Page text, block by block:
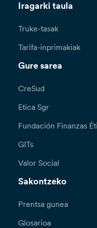
Iragarki taula
Truke-tasak
Tarifa-inprimakiak
Gure sarea
CreSud
Etica Sgr
Fundación Finanzas
GITs
Valor Social
Sakontzeko
Prentsa gunea
Glosarioa